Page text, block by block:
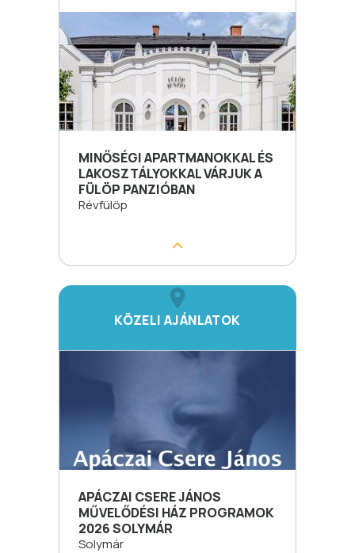
MINŐSÉGI APARTMANOKKAL ÉS
LAKOSZTÁLYOKKAL VÁRJUK A
FÜLÖP PANZIÓBAN
Révfülöp
KÖZELI AJÁNLATOK
APÁCZAI CSERE JÁNOS
MŰVELŐDÉSI HÁZ PROGRAMOK
2026 SOLYMÁR
Solymár